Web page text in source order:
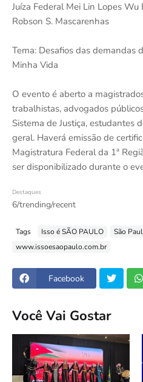
Juíza Federal Mei Lin Lopes Wu
Robson S. Mascarenhas
Tema: Desafios das demandas
Minha Vida
O evento é aberto a
trabalhistas, advogados
Sistema de Justiça, estudantes
geral. Haverá emissão de
Magistratura Federal da 1ª
ser disponibilizado durante o
Destaques
6/trending/recent
Tags Isso é SÃO PAULO São
www.issoesaopaulo.com.br
Facebook
Você Vai Gostar